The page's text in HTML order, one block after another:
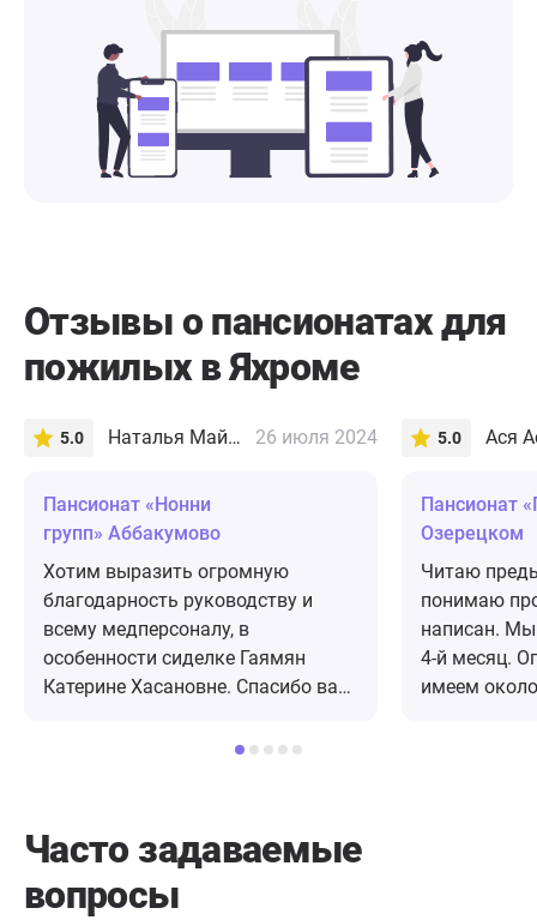
Отзывы о пансионатах для
пожилых в Яхроме
5.0 Наталья Майорова 26 июля 2024
Пансионат «Нонни
групп» Аббакумово
Хотим выразить огромную
благодарность руководству и
всему медперсоналу, в
особенности сиделке Гаямян
Катерине Хасановне. Спасибо вам
руки, за внимание и душевное
уютно. С уважением родственники
вашей пациентки Маслиной В. Р.
5.0 Ася
Пансионат
Озерецком
Читаю
понимаю
написан.
4-й месяц.
имеем
Часто задаваемые
вопросы